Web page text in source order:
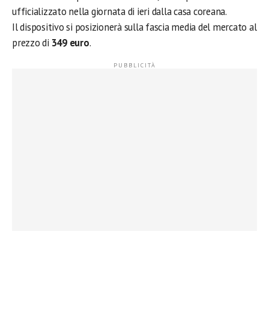
ufficializzato nella giornata di ieri dalla casa coreana.
Il dispositivo si posizionerà sulla fascia media del mercato al
prezzo di 349 euro.